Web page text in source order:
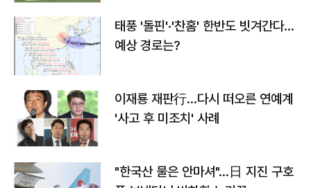
태풍 '돌핀'·'찬홈' 한반도 빗겨간다…
예상 경로는?
이재룡 재판行…다시 떠오른 연예계
'사고 후 미조치' 사례
"한국산 물은 안마셔"…日 지진 구호